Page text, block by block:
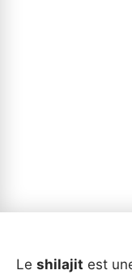
Le shilajit est